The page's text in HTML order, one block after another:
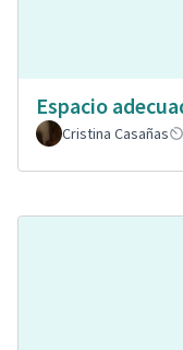
Espacio
Cristina Casañas